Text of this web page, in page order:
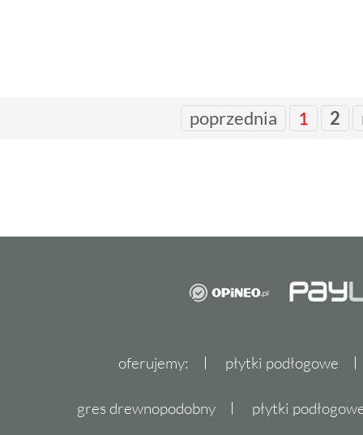
poprzednia 1 2
oferujemy: płytki podłogowe
gres drewnopodobny płytki